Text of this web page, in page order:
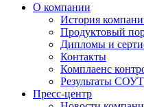
О компании
История
Продуктовый
Дипломы и
Контакты
Комплаенс
Результаты СОУТ
Пресс-центр